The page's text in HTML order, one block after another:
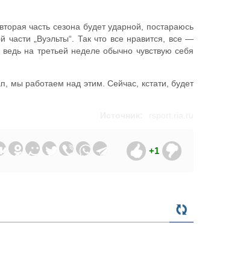
часть сезона будет ударной, постараюсь
„Вуэльты“. Так что все нравится, все —
на третьей неделе обычно чувствую себя
мы работаем над этим. Сейчас, кстати, будет
+1